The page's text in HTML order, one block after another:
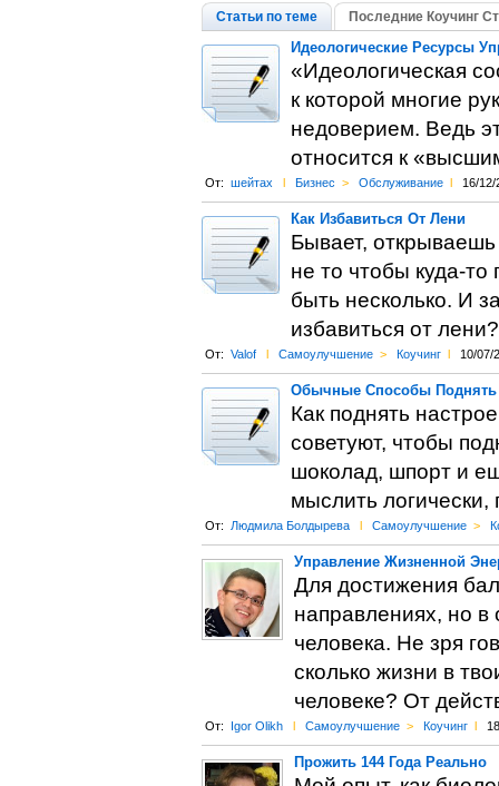
Статьи по теме Последние Коучинг
Идеологические Ресурсы
«Идеологическая
к которой многие
недоверием. Ведь
относится к
От: шейтах l Бизнес > Обслуживание l 16/12/
Как Избавиться От Лени
Бывает,
не то чтобы куда-
быть несколько. И
избавиться от
От: Valof l Самоулучшение > Коучинг l 10/07/
Обычные Способы Поднять
Как поднять
советуют, чтобы
шоколад, шпорт и
мыслить
От: Людмила Болдырева l Самоулучшение >
Управление Жизненной
Для достижения
направлениях, но в
человека. Не зря
сколько жизни в
человеке? От
От: Igor Olikh l Самоулучшение > Коучинг l
Прожить 144 Года Реально